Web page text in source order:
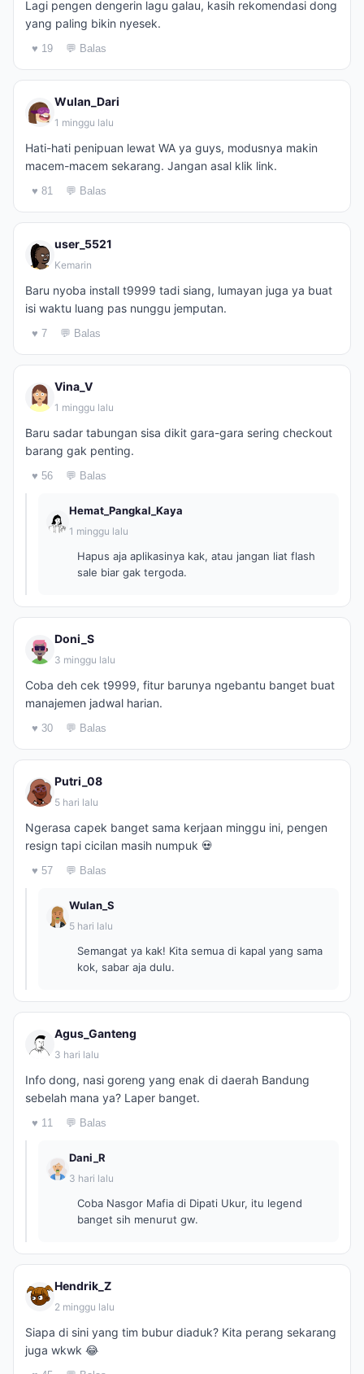
Lagi pengen dengerin lagu galau, kasih rekomendasi dong
yang paling bikin nyesek.
♥ 19 💬 Balas
Wulan_Dari
1 minggu lalu
Hati-hati penipuan lewat WA ya guys, modusnya makin
macem-macem sekarang. Jangan asal klik link.
♥ 81 💬 Balas
user_5521
Kemarin
Baru nyoba install t9999 tadi siang, lumayan juga ya buat
isi waktu luang pas nunggu jemputan.
♥ 7 💬 Balas
Vina_V
1 minggu lalu
Baru sadar tabungan sisa dikit gara-gara sering checkout
barang gak penting.
♥ 56 💬 Balas
Hemat_Pangkal_Kaya
1 minggu lalu
Hapus aja aplikasinya kak, atau jangan liat flash
sale biar gak tergoda.
Doni_S
3 minggu lalu
Coba deh cek t9999, fitur barunya ngebantu banget buat
manajemen jadwal harian.
♥ 30 💬 Balas
Putri_08
5 hari lalu
Ngerasa capek banget sama kerjaan minggu ini, pengen
resign tapi cicilan masih numpuk 💀
♥ 57 💬 Balas
Wulan_S
5 hari lalu
Semangat ya kak! Kita semua di kapal yang sama
kok, sabar aja dulu.
Agus_Ganteng
3 hari lalu
Info dong, nasi goreng yang enak di daerah Bandung
sebelah mana ya? Laper banget.
♥ 11 💬 Balas
Dani_R
3 hari lalu
Coba Nasgor Mafia di Dipati Ukur, itu legend
banget sih menurut gw.
Hendrik_Z
2 minggu lalu
Siapa di sini yang tim bubur diaduk? Kita perang sekarang
juga wkwk 😂